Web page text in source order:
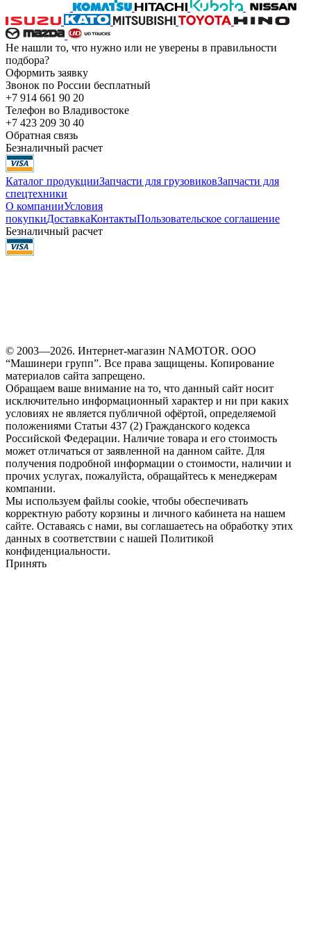
Не нашли то, что нужно или не уверены в правильности
подбора?
Оформить заявку
Звонок по России бесплатный
+7 914 661 90 20
Телефон во Владивостоке
+7 423 209 30 40
Обратная связь
Безналичный расчет
Каталог продукцииЗапчасти для грузовиковЗапчасти для
спецтехники
О компанииУсловия
покупкиДоставкаКонтактыПользовательское соглашение
Безналичный расчет
© 2003—2026. Интернет-магазин NAMOTOR. ООО
“Машинери групп”. Все права защищены. Копирование
материалов сайта запрещено.
Обращаем ваше внимание на то, что данный сайт носит
исключительно информационный характер и ни при каких
условиях не является публичной офёртой, определяемой
положениями Статьи 437 (2) Гражданского кодекса
Российской Федерации. Наличие товара и его стоимость
может отличаться от заявленной на данном сайте. Для
получения подробной информации о стоимости, наличии и
прочих услугах, пожалуйста, обращайтесь к менеджерам
компании.
Мы используем файлы cookie, чтобы обеспечивать
корректную работу корзины и личного кабинета на нашем
сайте. Оставаясь с нами, вы соглашаетесь на обработку этих
данных в соответствии с нашей Политикой
конфиденциальности.
Принять